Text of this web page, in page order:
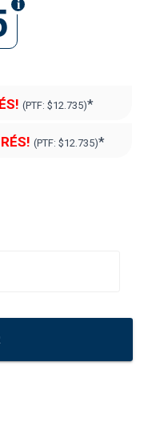
(PTF: $12.735)*
(PTF: $12.735)*